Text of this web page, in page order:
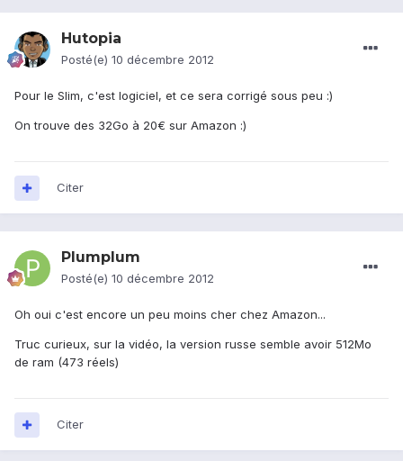
Hutopia
Posté(e) 10 décembre 2012
Pour le Slim, c'est logiciel, et ce sera corrigé sous peu :)
On trouve des 32Go à 20€ sur Amazon :)
Citer
Plumplum
Posté(e) 10 décembre 2012
Oh oui c'est encore un peu moins cher chez Amazon...
Truc curieux, sur la vidéo, la version russe semble avoir 512Mo
de ram (473 réels)
Citer